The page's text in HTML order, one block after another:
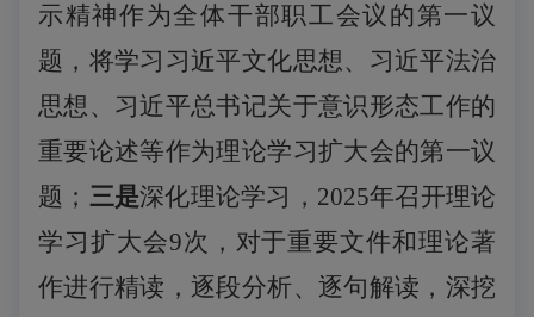
示精神作为全体干部职工会议的第一议
题，将学习 习近平文化思想、 习近平法治
思想、 习近平总书记关于意识形态工作的
重要论述等作为理论学习扩大会的第一议
题； 三是深化理论学习， 2025年召开理论
学习扩大会9次， 对于重要文件和理论著
作进行精读，逐段分析、逐句解读，深挖